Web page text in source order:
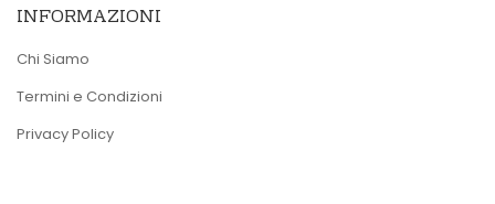
INFORMAZIONI
Chi Siamo
Termini e Condizioni
Privacy Policy